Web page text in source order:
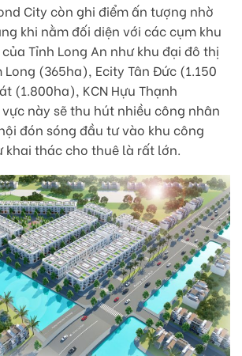
City còn ghi điểm ấn tượng nhờ
khi nằm đối diện với các cụm khu
Tỉnh Long An như khu đại đô thị
Long (365ha), Ecity Tân Đức (1.150
(1.800ha), KCN Hựu Thạnh
này sẽ thu hút nhiều công nhân
đón sóng đầu tư vào khu công
khai thác cho thuê là rất lớn.